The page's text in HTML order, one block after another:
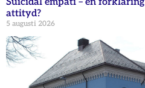
attityd?
5 augusti 2026